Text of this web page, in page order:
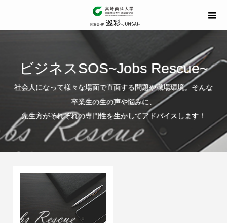
ビジネスSOS~Jobs Rescue~
社会人になって様々な場面で直面する問題や職場環境。そんな
卒業生の生の声や悩みに、
先生方がそれぞれの専門性を生かしてアドバイスします！